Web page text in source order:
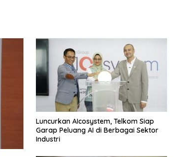
Luncurkan AIcosystem, Telkom Siap
Garap Peluang AI di Berbagai Sektor
Industri